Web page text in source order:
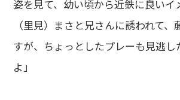
姿を見て、幼い頃から近鉄に良い
（里見）まさと兄さんに誘われて
すが、ちょっとしたプレーも見逃
よ」